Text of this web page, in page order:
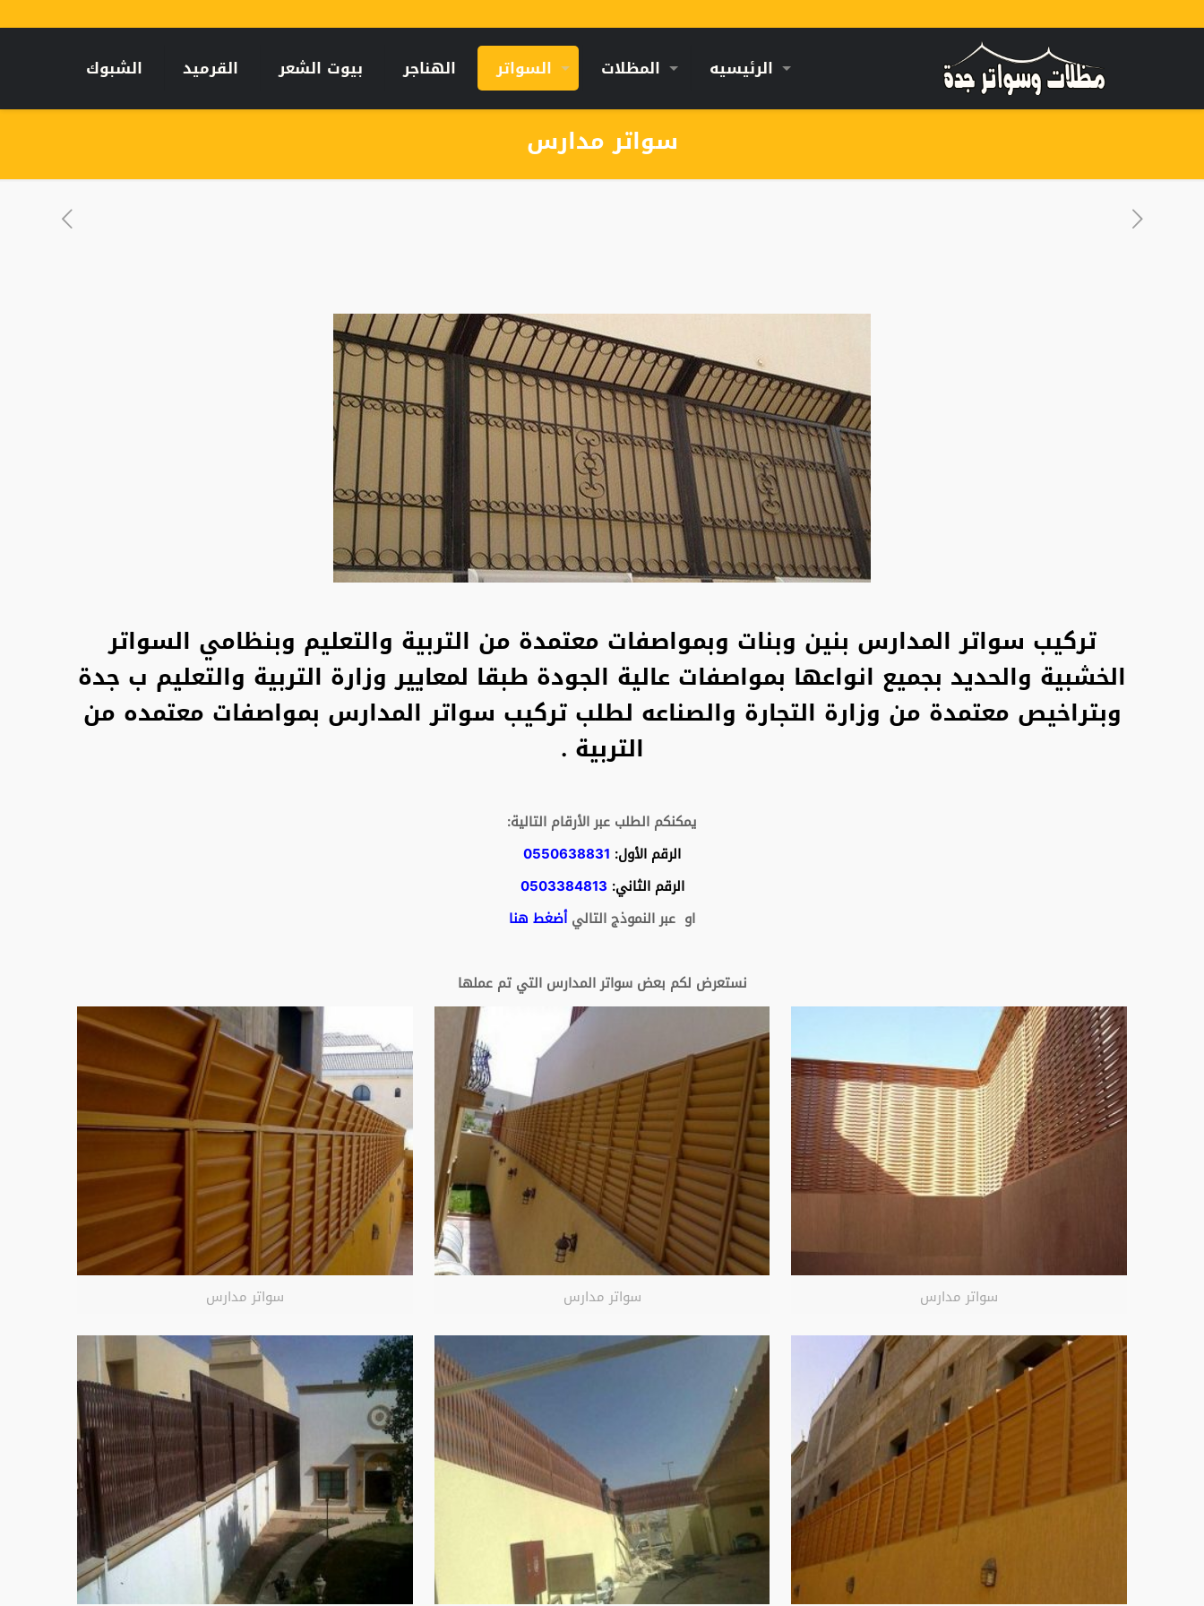
الرئيسيه المظلات السواتر الهناجر بيوت الشعر القرميد الشبوك
سواتر مدارس
تركيب سواتر المدارس بنين وبنات وبمواصفات معتمدة من التربية والتعليم وبنظامي السواتر
الخشبية والحديد بجميع انواعها بمواصفات عالية الجودة طبقا لمعايير وزارة التربية والتعليم ب جدة
وبتراخيص معتمدة من وزارة التجارة والصناعه لطلب تركيب سواتر المدارس بمواصفات معتمده من
التربية .
يمكنكم الطلب عبر الأرقام التالية:
الرقم الأول: 0550638831
الرقم الثاني: 0503384813
او عبر النموذج التاليأضغط هنا
نستعرض لكم بعض سواتر المدارس التي تم عملها
سواتر مدارس سواتر مدارس سواتر مدارس